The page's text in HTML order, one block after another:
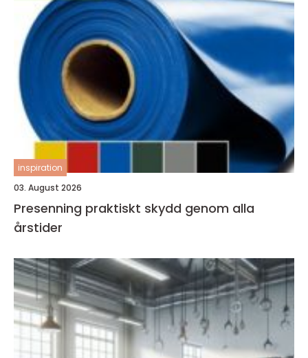
inspiration
03. August 2026
Presenning praktiskt skydd genom alla
årstider